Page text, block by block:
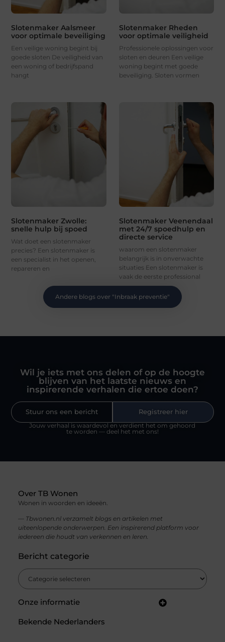
Slotenmaker Aalsmeer
voor optimale beveiliging
Een veilige woning begint bij
goede sloten De veiligheid van
een woning of bedrijfspand
hangt
Slotenmaker Rheden
voor optimale veiligheid
Professionele oplossingen voor
sloten en deuren Een veilige
woning begint met goede
beveiliging. Sloten vormen
Slotenmaker Zwolle:
snelle hulp bij spoed
Wat doet een slotenmaker
precies? Een slotenmaker is
een specialist in het openen,
repareren en
Slotenmaker Veenendaal
met 24/7 spoedhulp en
directe service
waarom een slotenmaker
belangrijk is in onverwachte
situaties Een slotenmaker is
vaak de eerste professional
Andere blogs over "Inbraak preventie"
Wil je iets met ons delen of op de hoogte
blijven van het laatste nieuws en
inspirerende verhalen die ertoe doen?
Stuur ons een bericht
Registreer hier
Jouw verhaal is waardevol en verdient het om gehoord
te worden — deel het met ons!
Over TB Wonen
Wonen in woorden en ideeën.
— Tbwonen.nl verzamelt blogs en artikelen met
uiteenlopende onderwerpen. Een inspirerend platform voor
iedereen die houdt van verkennen en leren.
Bericht categorie
Onze informatie
Bekende Nederlanders